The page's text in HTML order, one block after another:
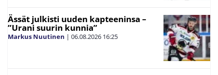
Ässät julkisti uuden kapteeninsa –
”Urani suurin kunnia”
Markus Nuutinen | 06.08.2026 16:25